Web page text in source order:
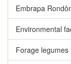
Embrapa
Environmental
Forage legumes